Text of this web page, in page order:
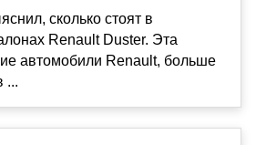
сколько стоят в
Renault Duster. Эта
автомобили Renault, больше
...